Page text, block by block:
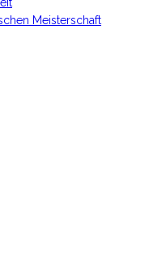
Meisterschaft